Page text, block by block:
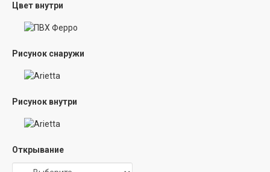
Цвет внутри
Рисунок снаружи
Рисунок внутри
Открывание